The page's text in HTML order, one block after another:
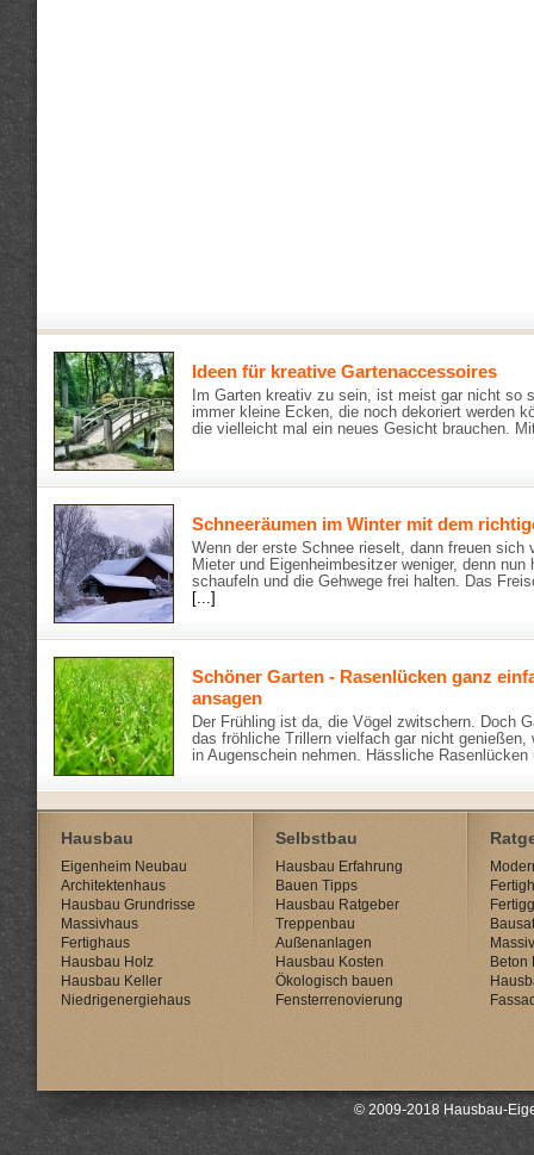
Ideen für kreative Gartenaccessoires
Im Garten kreativ zu sein, ist meist gar nicht so
immer kleine Ecken, die noch dekoriert werden
die vielleicht mal ein neues Gesicht brauchen.
Schneeräumen im Winter mit dem
Wenn der erste Schnee rieselt, dann freuen sich
Mieter und Eigenheimbesitzer weniger, denn nun
schaufeln und die Gehwege frei halten. Das
[...]
Schöner Garten - Rasenlücken ganz
ansagen
Der Frühling ist da, die Vögel zwitschern. Doch
das fröhliche Trillern vielfach gar nicht genießen,
in Augenschein nehmen. Hässliche
Hausbau
Eigenheim Neubau
Architektenhaus
Hausbau Grundrisse
Massivhaus
Fertighaus
Hausbau Holz
Hausbau Keller
Niedrigenergiehaus
Selbstbau
Hausbau Erfahrung
Bauen Tipps
Hausbau Ratgeber
Treppenbau
Außenanlagen
Hausbau Kosten
Ökologisch bauen
Fensterrenovierung
Beton
© 2009-2018 Hausbau-